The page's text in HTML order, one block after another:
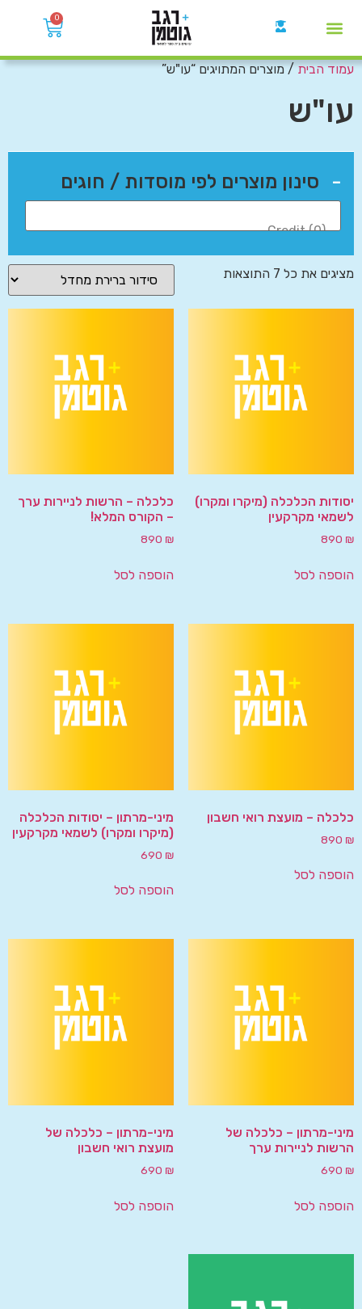
0
עמוד הבית/ מוצרים המתויגים “עו"ש”
עו"ש
סינון מוצרים לפי מוסדות / חוגים -
מציגים את כל ⁦7⁩ התוצאות
יסודות הכלכלה (מיקרו ומקרו)
לשמאי מקרקעין
890 ₪
הוספה לסל
כלכלה – הרשות לניירות ערך
– הקורס המלא!
890 ₪
הוספה לסל
כלכלה – מועצת רואי חשבון
890 ₪
הוספה לסל
מיני-מרתון – יסודות הכלכלה
(מיקרו ומקרו) לשמאי מקרקעין
690 ₪
הוספה לסל
מיני-מרתון – כלכלה של
הרשות לניירות ערך
690 ₪
הוספה לסל
מיני-מרתון – כלכלה של
מועצת רואי חשבון
690 ₪
הוספה לסל